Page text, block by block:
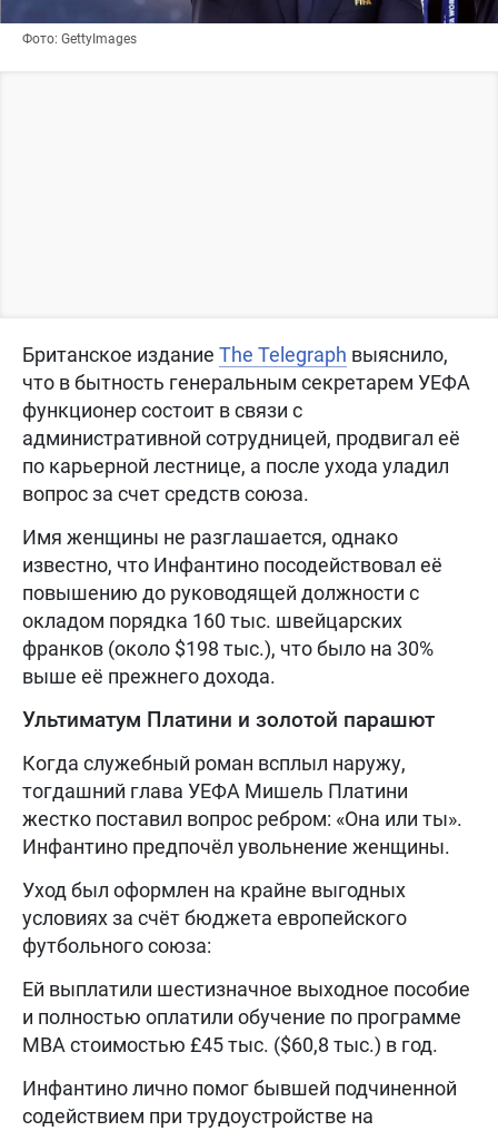
Фото: GettyImages
Британское издание The Telegraph выяснило,
что в бытность генеральным секретарем УЕФА
функционер состоит в связи с
административной сотрудницей, продвигал её
по карьерной лестнице, а после ухода уладил
вопрос за счет средств союза.
Имя женщины не разглашается, однако
известно, что Инфантино посодействовал её
повышению до руководящей должности с
окладом порядка 160 тыс. швейцарских
франков (около $198 тыс.), что было на 30%
выше её прежнего дохода.
Ультиматум Платини и золотой парашют
Когда служебный роман всплыл наружу,
тогдашний глава УЕФА Мишель Платини
жестко поставил вопрос ребром: «Она или ты».
Инфантино предпочёл увольнение женщины.
Уход был оформлен на крайне выгодных
условиях за счёт бюджета европейского
футбольного союза:
Ей выплатили шестизначное выходное пособие
и полностью оплатили обучение по программе
MBA стоимостью £45 тыс. ($60,8 тыс.) в год.
Инфантино лично помог бывшей подчиненной
содействием при трудоустройстве на